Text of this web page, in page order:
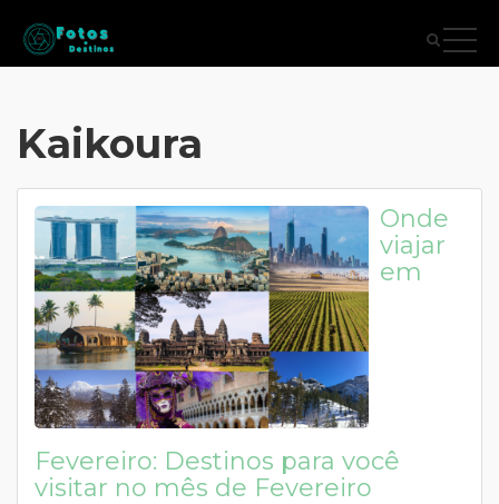
Kaikoura
Onde
viajar
em
Fevereiro: Destinos para você
visitar no mês de Fevereiro